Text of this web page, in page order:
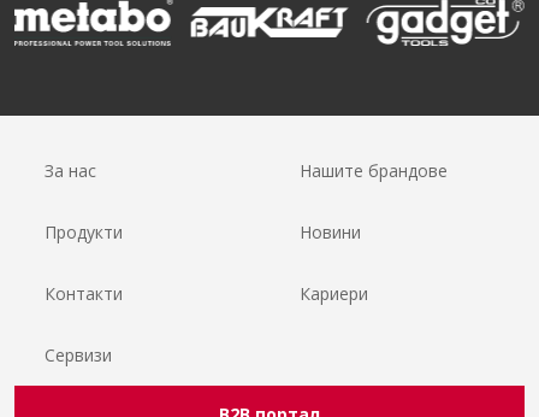
За нас Нашите брандове
Продукти Новини
Контакти Кариери
Сервизи